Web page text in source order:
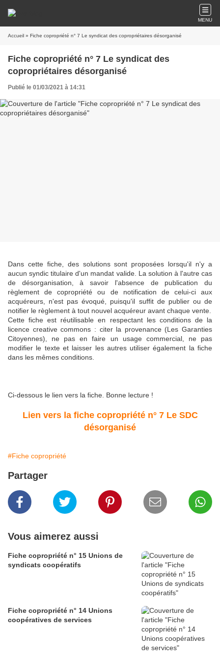
MENU
Accueil » Fiche copropriété n° 7 Le syndicat des copropriétaires désorganisé
Fiche copropriété n° 7 Le syndicat des
copropriétaires désorganisé
Publié le 01/03/2021 à 14:31
Dans cette fiche, des solutions sont proposées lorsqu'il n'y a
aucun syndic titulaire d'un mandat valide. La solution à l'autre cas
de désorganisation, à savoir l'absence de publication du
règlement de copropriété ou de notification de celui-ci aux
acquéreurs, n'est pas évoqué, puisqu'il suffit de publier ou de
notifier le règlement à tout nouvel acquéreur avant chaque vente.
Cette fiche est réutilisable en respectant les conditions de la
licence creative commons : citer la provenance (Les Garanties
Citoyennes), ne pas en faire un usage commercial, ne pas
modifier le texte et laisser les autres utiliser également la fiche
dans les mêmes conditions.
Ci-dessous le lien vers la fiche. Bonne lecture !
Lien vers la fiche copropriété n° 7 Le SDC
désorganisé
#Fiche copropriété
Partager
Vous aimerez aussi
Fiche copropriété n° 15 Unions de
syndicats coopératifs
Fiche copropriété n° 14 Unions
coopératives de services